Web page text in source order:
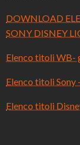
DOWNLOAD
SONY DISNEY
Elenco titoli WB-
Elenco titoli Sony
Elenco titoli